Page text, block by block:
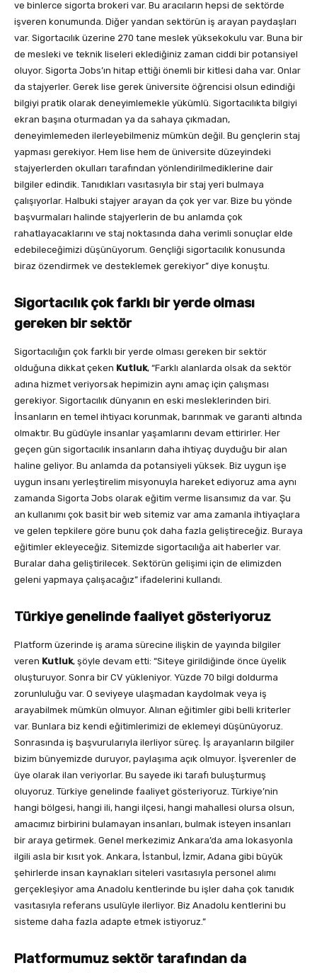
ve binlerce sigorta brokeri var. Bu aracıların hepsi de sektörde
işveren konumunda. Diğer yandan sektörün iş arayan paydaşları
var. Sigortacılık üzerine 270 tane meslek yüksekokulu var. Buna bir
de mesleki ve teknik liseleri eklediğiniz zaman ciddi bir potansiyel
oluyor. Sigorta Jobs’ın hitap ettiği önemli bir kitlesi daha var. Onlar
da stajyerler. Gerek lise gerek üniversite öğrencisi olsun edindiği
bilgiyi pratik olarak deneyimlemekle yükümlü. Sigortacılıkta bilgiyi
ekran başına oturmadan ya da sahaya çıkmadan,
deneyimlemeden ilerleyebilmeniz mümkün değil. Bu gençlerin staj
yapması gerekiyor. Hem lise hem de üniversite düzeyindeki
stajyerlerden okulları tarafından yönlendirilmediklerine dair
bilgiler edindik. Tanıdıkları vasıtasıyla bir staj yeri bulmaya
çalışıyorlar. Halbuki stajyer arayan da çok yer var. Bize bu yönde
başvurmaları halinde stajyerlerin de bu anlamda çok
rahatlayacaklarını ve staj noktasında daha verimli sonuçlar elde
edebileceğimizi düşünüyorum. Gençliği sigortacılık konusunda
biraz özendirmek ve desteklemek gerekiyor” diye konuştu.
Sigortacılık çok farklı bir yerde olması
gereken bir sektör
Sigortacılığın çok farklı bir yerde olması gereken bir sektör
olduğuna dikkat çeken Kutluk, “Farklı alanlarda olsak da sektör
adına hizmet veriyorsak hepimizin aynı amaç için çalışması
gerekiyor. Sigortacılık dünyanın en eski mesleklerinden biri.
İnsanların en temel ihtiyacı korunmak, barınmak ve garanti altında
olmaktır. Bu güdüyle insanlar yaşamlarını devam ettirirler. Her
geçen gün sigortacılık insanların daha ihtiyaç duyduğu bir alan
haline geliyor. Bu anlamda da potansiyeli yüksek. Biz uygun işe
uygun insanı yerleştirelim misyonuyla hareket ediyoruz ama aynı
zamanda Sigorta Jobs olarak eğitim verme lisansımız da var. Şu
an kullanımı çok basit bir web sitemiz var ama zamanla ihtiyaçlara
ve gelen tepkilere göre bunu çok daha fazla geliştireceğiz. Buraya
eğitimler ekleyeceğiz. Sitemizde sigortacılığa ait haberler var.
Buralar daha geliştirilecek. Sektörün gelişimi için de elimizden
geleni yapmaya çalışacağız” ifadelerini kullandı.
Türkiye genelinde faaliyet gösteriyoruz
Platform üzerinde iş arama sürecine ilişkin de yayında bilgiler
veren Kutluk, şöyle devam etti: “Siteye girildiğinde önce üyelik
oluşturuyor. Sonra bir CV yükleniyor. Yüzde 70 bilgi doldurma
zorunluluğu var. O seviyeye ulaşmadan kaydolmak veya iş
arayabilmek mümkün olmuyor. Alınan eğitimler gibi belli kriterler
var. Bunlara biz kendi eğitimlerimizi de eklemeyi düşünüyoruz.
Sonrasında iş başvurularıyla ilerliyor süreç. İş arayanların bilgiler
bizim bünyemizde duruyor, paylaşıma açık olmuyor. İşverenler de
üye olarak ilan veriyorlar. Bu sayede iki tarafı buluşturmuş
oluyoruz. Türkiye genelinde faaliyet gösteriyoruz. Türkiye’nin
hangi bölgesi, hangi ili, hangi ilçesi, hangi mahallesi olursa olsun,
amacımız birbirini bulamayan insanları, bulmak isteyen insanları
bir araya getirmek. Genel merkezimiz Ankara’da ama lokasyonla
ilgili asla bir kısıt yok. Ankara, İstanbul, İzmir, Adana gibi büyük
şehirlerde insan kaynakları siteleri vasıtasıyla personel alımı
gerçekleşiyor ama Anadolu kentlerinde bu işler daha çok tanıdık
vasıtasıyla referans usulüyle ilerliyor. Biz Anadolu kentlerini bu
sisteme daha fazla adapte etmek istiyoruz.”
Platformumuz sektör tarafından da